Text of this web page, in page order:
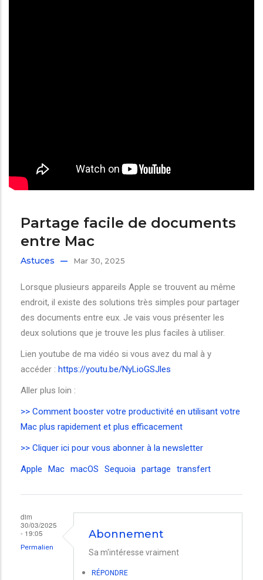
Partage facile de documents
entre Mac
Astuces Mar 30, 2025
Lorsque plusieurs appareils Apple se trouvent au même
endroit, il existe des solutions très simples pour partager
des documents entre eux. Je vais vous présenter les
deux solutions que je trouve les plus faciles à utiliser.
Lien youtube de ma vidéo si vous avez du mal à y
accéder : https://youtu.be/NyLioGSJles
Aller plus loin :
>> Comment booster votre productivité en utilisant votre
Mac plus rapidement et plus efficacement
>> Cliquer ici pour vous abonner à la newsletter
Apple
Mac macOS Sequoia partage transfert
dim
30/03/2025
- 19:05
Permalien
Abonnement
Sa m'intéresse vraiment
RÉPONDRE